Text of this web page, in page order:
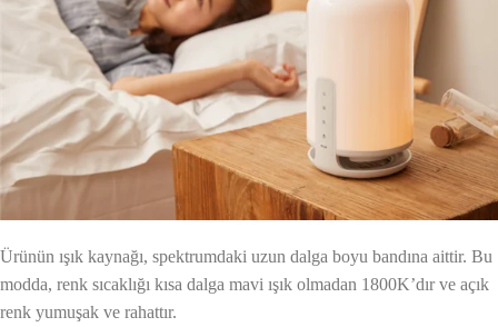
Ürünün ışık kaynağı, spektrumdaki uzun dalga boyu bandına aittir. Bu
modda, renk sıcaklığı kısa dalga mavi ışık olmadan 1800K’dır ve açık
renk yumuşak ve rahattır.